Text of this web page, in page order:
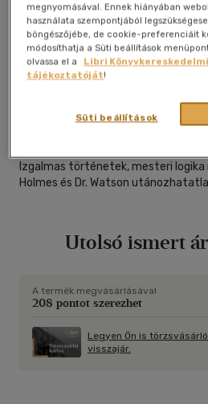
Kívánságlistához adom
Izgalmas történetek, mesteri
Holmes és Dr. Watson
Utolsó ismert
A termék megvásárlásával
208 pontot szerezhet
Legyen Ön is
visszajár.
megnyomásával. Ennek hiányában
használata szempontjából
böngészőjébe, de cookie-preferenciáit
módosíthatja a Süti beállítások
olvassa el a
Libri
tájékoztatóját!
Süti beállítások